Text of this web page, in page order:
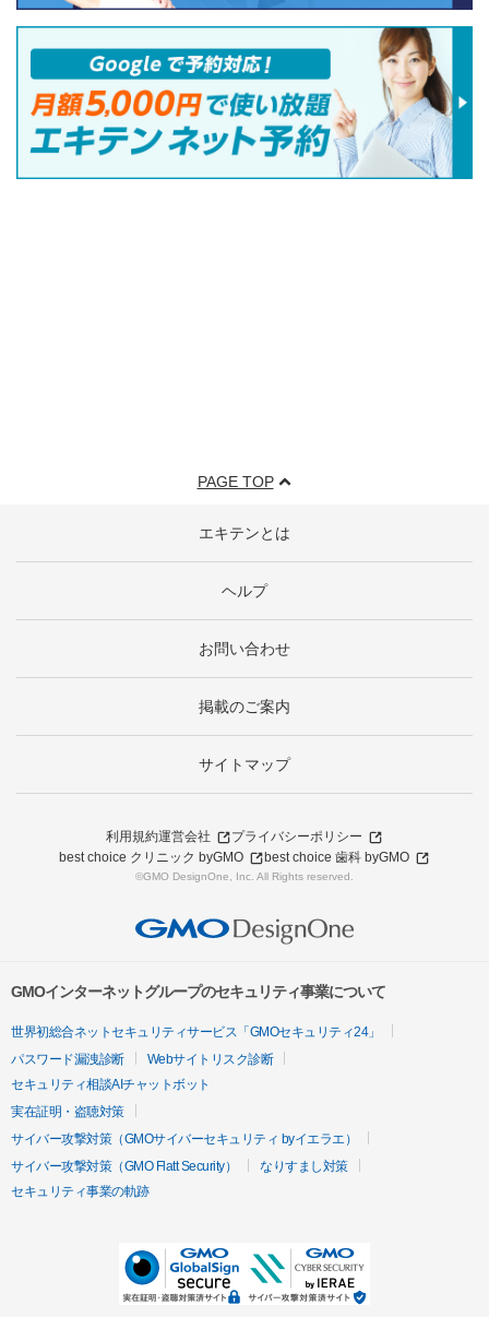
PAGE TOP
エキテンとは
ヘルプ
お問い合わせ
掲載のご案内
サイトマップ
利用規約運営会社
プライバシーポリシー
best choice クリニック byGMO
best choice 歯科 byGMO
©GMO DesignOne, Inc. All Rights reserved.
GMOインターネットグループのセキュリティ事業について
世界初総合ネットセキュリティサービス「GMOセキュリティ24」
パスワード漏洩診断
Webサイトリスク診断
セキュリティ相談AIチャットボット
実在証明・盗聴対策
サイバー攻撃対策（GMOサイバーセキュリティ byイエラエ）
サイバー攻撃対策（GMO Flatt Security）
なりすまし対策
セキュリティ事業の軌跡